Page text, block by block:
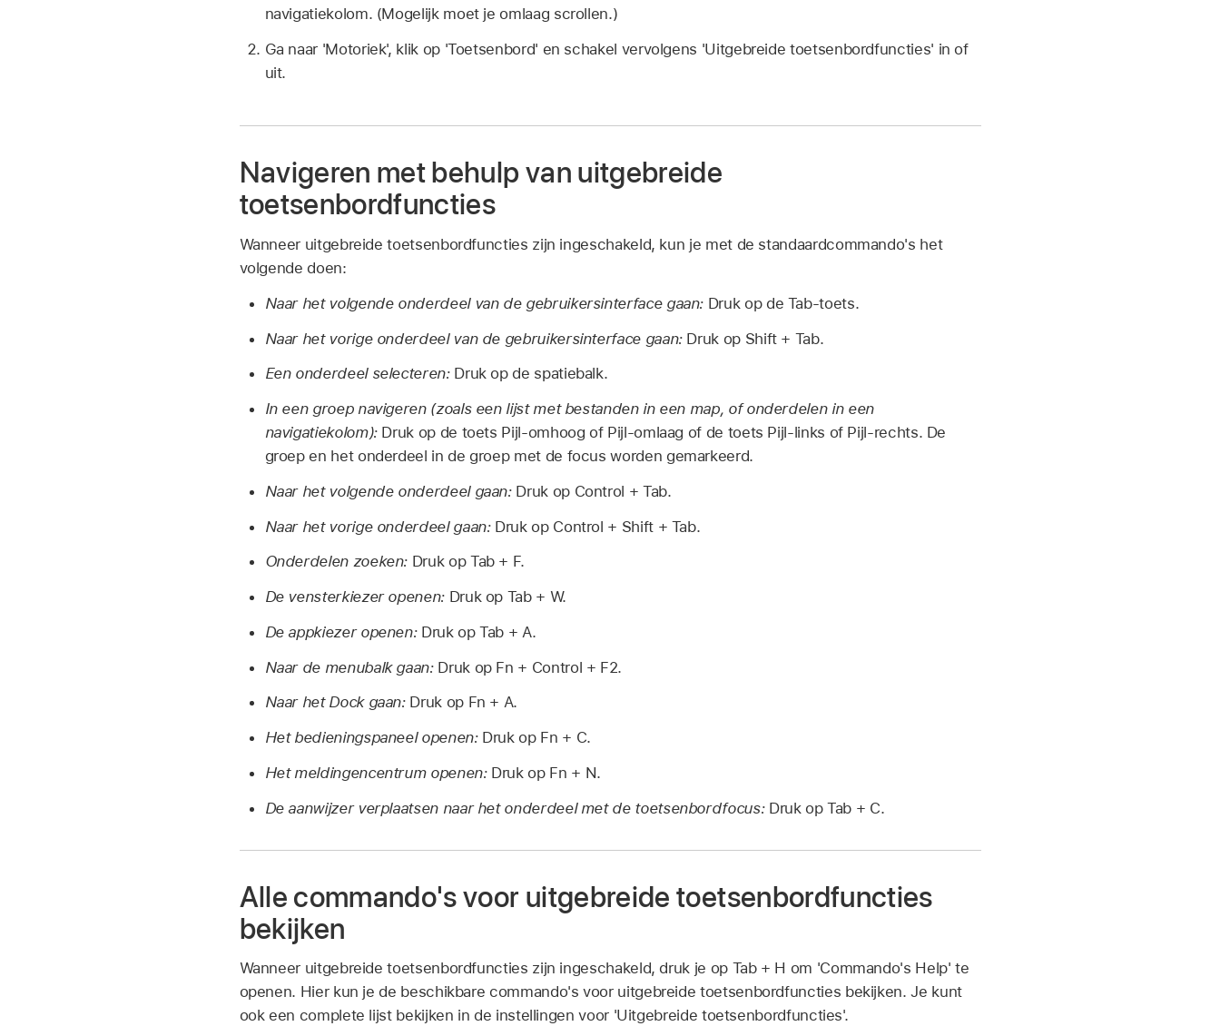
navigatiekolom. (Mogelijk moet je omlaag scrollen.)
Ga naar 'Motoriek', klik op 'Toetsenbord' en schakel vervolgens 'Uitgebreide toetsenbordfuncties' in of
uit.
Navigeren met behulp van uitgebreide
toetsenbordfuncties
Wanneer uitgebreide toetsenbordfuncties zijn ingeschakeld, kun je met de standaardcommando's het
volgende doen:
Naar het volgende onderdeel van de gebruikersinterface gaan: Druk op de Tab-toets.
Naar het vorige onderdeel van de gebruikersinterface gaan:Druk op Shift + Tab.
Een onderdeel selecteren:Druk op de spatiebalk.
In een groep navigeren (zoals een lijst met bestanden in een map, of onderdelen in een
navigatiekolom):Druk op de toets Pijl-omhoog of Pijl-omlaag of de toets Pijl-links of Pijl-rechts. De
groep en het onderdeel in de groep met de focus worden gemarkeerd.
Naar het volgende onderdeel gaan:Druk op Control + Tab.
Naar het vorige onderdeel gaan:Druk op Control + Shift + Tab.
Onderdelen zoeken: Druk op Tab + F.
De vensterkiezer openen:Druk op Tab + W.
De appkiezer openen:Druk op Tab + A.
Naar de menubalk gaan:Druk op Fn + Control + F2.
Naar het Dock gaan:Druk op Fn + A.
Het bedieningspaneel openen:Druk op Fn + C.
Het meldingencentrum openen:Druk op Fn + N.
De aanwijzer verplaatsen naar het onderdeel met de toetsenbordfocus:Druk op Tab + C.
Alle commando's voor uitgebreide toetsenbordfuncties
bekijken
Wanneer uitgebreide toetsenbordfuncties zijn ingeschakeld, druk je op Tab + H om 'Commando's Help' te
openen. Hier kun je de beschikbare commando's voor uitgebreide toetsenbordfuncties bekijken. Je kunt
ook een complete lijst bekijken in de instellingen voor 'Uitgebreide toetsenbordfuncties'.